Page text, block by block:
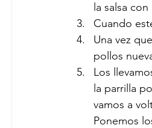
la salsa
Cuando
Una vez
pollos
Los
la parrilla
vamos a
Ponemos